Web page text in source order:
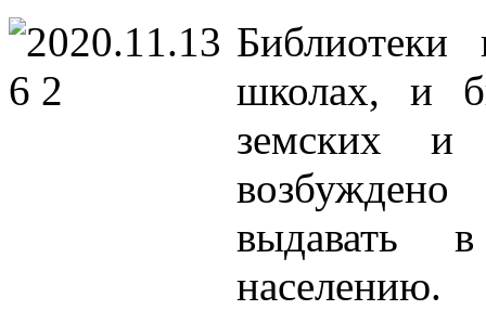
школах, и
земских и
выдавать
населению.